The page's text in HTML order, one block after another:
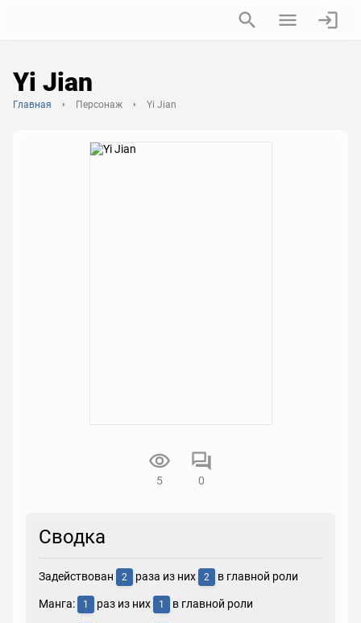
Yi Jian
Главная Персонаж Yi Jian
5 0
Сводка
Задействован 2 раза из них 2 в главной роли
Манга: 1 раз из них 1 в главной роли